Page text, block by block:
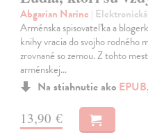
Abgarian Narine |
Arménska spisovateľka a
knihy vracia do svojho rodného
zrovnané so zemou. Z tohto
arménskej…
Na stiahnutie ako EPUB
13,90 €